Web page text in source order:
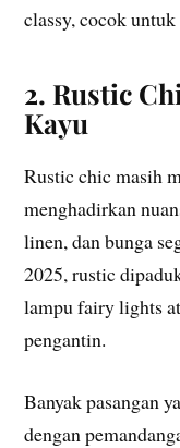
classy, cocok
2. Rustic
Kayu
Rustic chic masih
menghadirkan
linen, dan bunga
2025, rustic
lampu fairy lights
pengantin.
Banyak pasangan
dengan